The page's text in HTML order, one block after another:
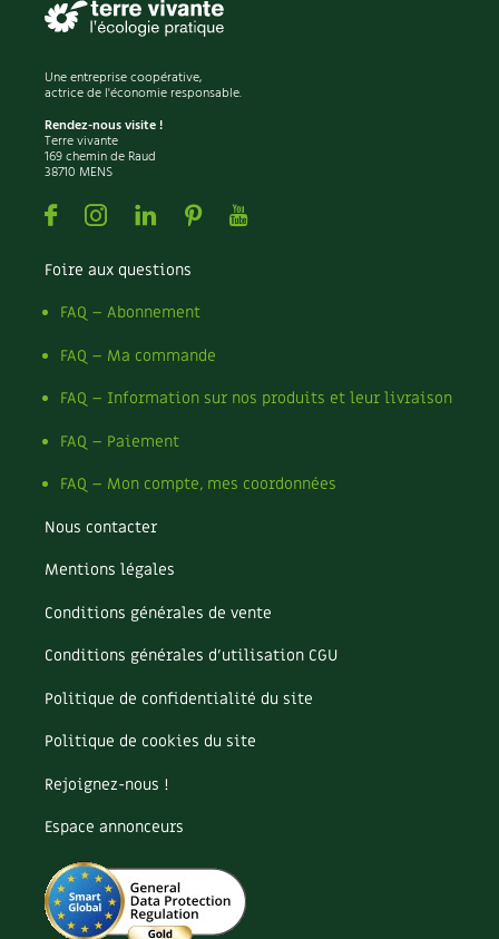
Pesticides
Petits pois
Piment
Pissenlit
Pizza
Plantes
Plantes d'extérieur
Plantes d'intérieur
Plantes médicinales
Plantes sauvages
Plants
Plastique
Poireau
Pollinisation
Pollution
Pomme
Potager
Potager en lasagnes
Poules
Prairie fleurie
Purin
Recette
Récup'
Réparation
Reproduction
Restauration
Rocaille
Ronce (ou mûre de jardin)
Roquette
Une entreprise coopérative,
actrice de l'économie responsable.
Rendez-nous visite !
Terre vivante
169 chemin de Raud
38710 MENS
FacebookInstagramLinkedin
PinterestYoutube
Foire aux questions
FAQ – Abonnement
FAQ – Ma commande
FAQ – Information sur nos produits et leur livraison
FAQ – Paiement
FAQ – Mon compte, mes coordonnées
Nous contacter
Mentions légales
Conditions générales de vente
Conditions générales d’utilisation CGU
Politique de confidentialité du site
Politique de cookies du site
Rejoignez-nous !
Espace annonceurs